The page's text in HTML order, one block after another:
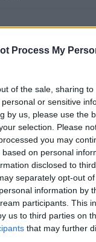
Process My
of the sale, sharing
or sensitive
by us, please use the
selection. Please
you may
on personal
disclosed to
separately opt-out
information by
participants. This
us to third parties on
that may further
Τι να
ΠΕΡΙΣΣΟΤΕΡΑ